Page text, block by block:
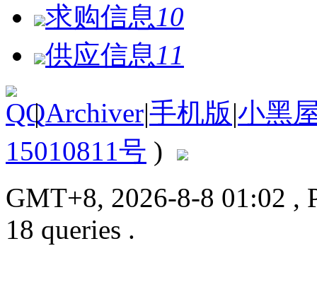
求购信息 10
供应信息 11
| Archiver|手机版|小黑
15010811号 )
GMT+8, 2026-8-8 01:02 ,
18 queries .